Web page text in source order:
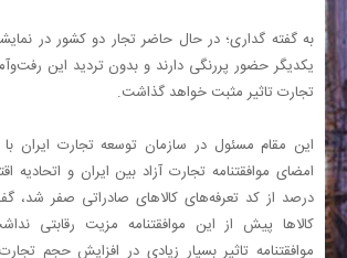
به گفته گداری؛ در حال حاضر تجار دو کشور در
یکدیگر حضور پررنگی دارند و بدون تردید این
تجارت تاثیر مثبت خواهد گذاشت.
این مقام مسئول در سازمان توسعه تجارت ایران با
درصد از کد تعرفه‌های کالاهای صادراتی صفر شد،
کالاها پیش از این موافقتنامه مزیت رقابتی
موافقتنامه تاثیر بسیار زیادی در افزایش حجم